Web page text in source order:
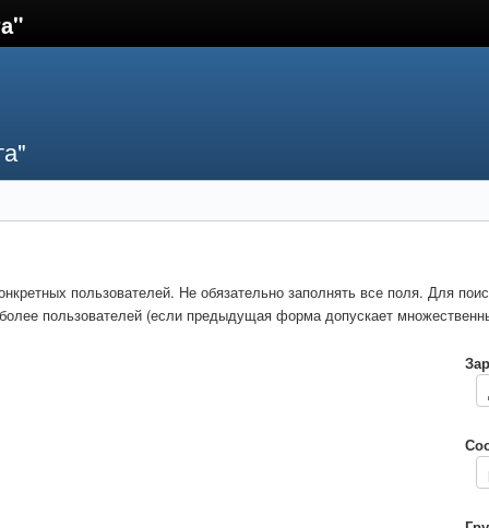
пользователей. Не обязательно заполнять все поля. Для
пользователей (если предыдущая форма допускает